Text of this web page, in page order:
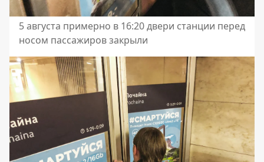
5 августа примерно в 16:20 двери станции перед
носом пассажиров закрыли